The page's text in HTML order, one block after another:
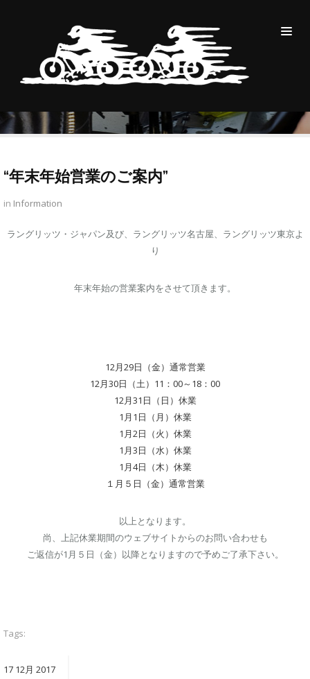
“年末年始営業のご案内”
BLOG 2017 “年末年始営業のご案内”
“年末年始営業のご案内”
in Information
ラングリッツ・ジャパン及び、ラングリッツ名古屋、ラングリッツ東京よ
り
年末年始の営業案内をさせて頂きます。
12月29日（金）通常営業
12月30日（土）11：00～18：00
12月31日（日）休業
1月1日（月）休業
1月2日（火）休業
1月3日（水）休業
1月4日（木）休業
１月５日（金）通常営業
以上となります。
尚、上記休業期間のウェブサイトからのお問い合わせも
ご返信が1月５日（金）以降となりますので予めご了承下さい。
Tags:
17 12月 2017